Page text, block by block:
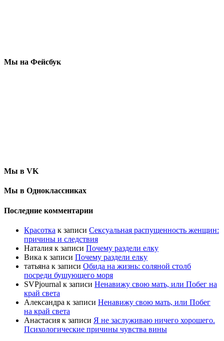
Мы на Фейсбук
Мы в VK
Мы в Одноклассниках
Последние комментарии
Красотка к записи Сексуальная распущенность женщин:
причины и следствия
Наталия к записи Почему раздели елку
Вика к записи Почему раздели елку
татьяна к записи Обида на жизнь: соляной столб
посреди бушующего моря
SVPjournal к записи Ненавижу свою мать, или Побег на
край света
Александра к записи Ненавижу свою мать, или Побег
на край света
Анастасия к записи Я не заслуживаю ничего хорошего.
Психологические причины чувства вины